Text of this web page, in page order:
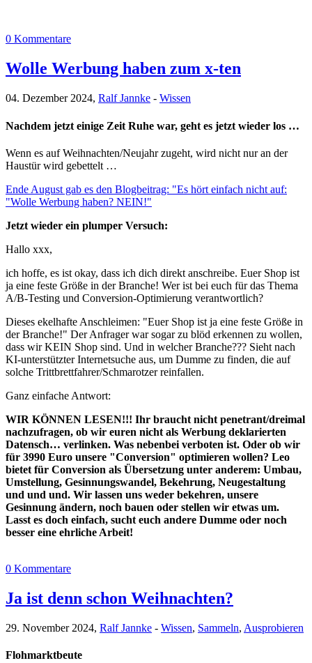
0 Kommentare
Wolle Werbung haben zum x-ten
04. Dezember 2024, Ralf Jannke - Wissen
Nachdem jetzt einige Zeit Ruhe war, geht es jetzt wieder los …
Wenn es auf Weihnachten/Neujahr zugeht, wird nicht nur an der
Haustür wird gebettelt …
Ende August gab es den Blogbeitrag: "Es hört einfach nicht auf:
"Wolle Werbung haben? NEIN!"
Jetzt wieder ein plumper Versuch:
Hallo xxx,
ich hoffe, es ist okay, dass ich dich direkt anschreibe. Euer Shop ist
ja eine feste Größe in der Branche! Wer ist bei euch für das Thema
A/B-Testing und Conversion-Optimierung verantwortlich?
Dieses ekelhafte Anschleimen: "Euer Shop ist ja eine feste Größe in
der Branche!" Der Anfrager war sogar zu blöd erkennen zu wollen,
dass wir KEIN Shop sind. Und in welcher Branche??? Sieht nach
KI-unterstützter Internetsuche aus, um Dumme zu finden, die auf
solche Trittbrettfahrer/Schmarotzer reinfallen.
Ganz einfache Antwort:
WIR KÖNNEN LESEN!!! Ihr braucht nicht penetrant/dreimal
nachzufragen, ob wir euren nicht als Werbung deklarierten
Datensch… verlinken. Was nebenbei verboten ist. Oder ob wir
für 3990 Euro unsere "Conversion" optimieren wollen? Leo
bietet für Conversion als Übersetzung unter anderem: Umbau,
Umstellung, Gesinnungswandel, Bekehrung, Neugestaltung
und und und. Wir lassen uns weder bekehren, unsere
Gesinnung ändern, noch bauen oder stellen wir etwas um.
Lasst es doch einfach, sucht euch andere Dumme oder noch
besser eine ehrliche Arbeit!
0 Kommentare
Ja ist denn schon Weihnachten?
29. November 2024, Ralf Jannke - Wissen, Sammeln, Ausprobieren
Flohmarktbeute